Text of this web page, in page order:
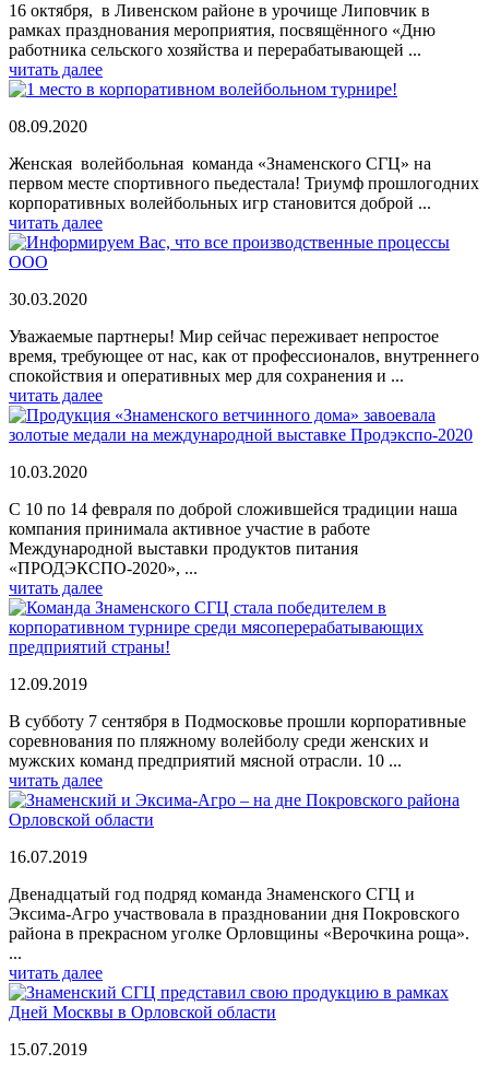
16 октября, в Ливенском районе в урочище Липовчик в
рамках празднования мероприятия, посвящённого «Дню
работника сельского хозяйства и перерабатывающей ...
читать далее
08.09.2020
Женская волейбольная команда «Знаменского СГЦ» на
первом месте спортивного пьедестала! Триумф прошлогодних
корпоративных волейбольных игр становится доброй ...
читать далее
30.03.2020
Уважаемые партнеры! Мир сейчас переживает непростое
время, требующее от нас, как от профессионалов, внутреннего
спокойствия и оперативных мер для сохранения и ...
читать далее
10.03.2020
С 10 по 14 февраля по доброй сложившейся традиции наша
компания принимала активное участие в работе
Международной выставки продуктов питания
«ПРОДЭКСПО-2020», ...
читать далее
12.09.2019
В субботу 7 сентября в Подмосковье прошли корпоративные
соревнования по пляжному волейболу среди женских и
мужских команд предприятий мясной отрасли. 10 ...
читать далее
16.07.2019
Двенадцатый год подряд команда Знаменского СГЦ и
Эксима-Агро участвовала в праздновании дня Покровского
района в прекрасном уголке Орловщины «Верочкина роща».
...
читать далее
15.07.2019